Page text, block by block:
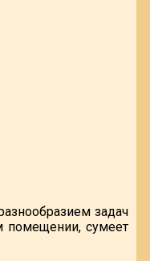
задач
помещении, сумеет